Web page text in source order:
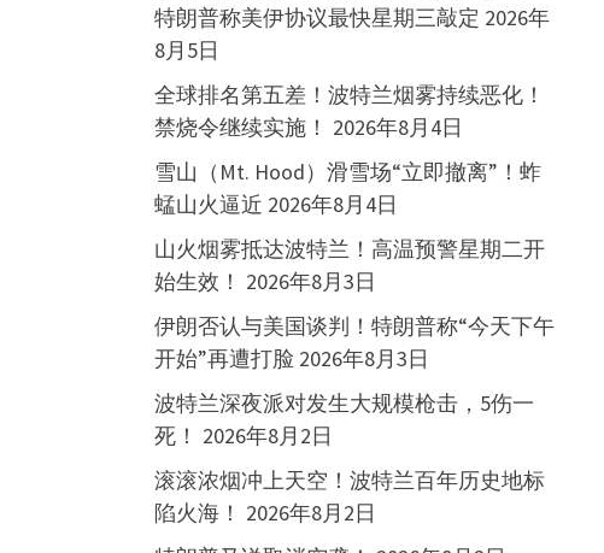
特朗普称美伊协议最快星期三敲定 2026年
8月5日
全球排名第五差！波特兰烟雾持续恶化！
禁烧令继续实施！ 2026年8月4日
雪山（Mt. Hood）滑雪场“立即撤离”！蚱
蜢山火逼近 2026年8月4日
山火烟雾抵达波特兰！高温预警星期二开
始生效！ 2026年8月3日
伊朗否认与美国谈判！特朗普称“今天下午
开始”再遭打脸 2026年8月3日
波特兰深夜派对发生大规模枪击，5伤一
死！ 2026年8月2日
滚滚浓烟冲上天空！波特兰百年历史地标
陷火海！ 2026年8月2日